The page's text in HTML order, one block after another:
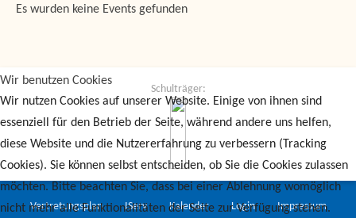
Es wurden keine Events gefunden
Schulträger:
Vertretungsplan IServ Kalender Login Impressum
Wir benutzen Cookies
Wir nutzen Cookies auf unserer Website. Einige von ihnen sind
essenziell für den Betrieb der Seite, während andere uns helfen,
diese Website und die Nutzererfahrung zu verbessern (Tracking
Cookies). Sie können selbst entscheiden, ob Sie die Cookies zulassen
möchten. Bitte beachten Sie, dass bei einer Ablehnung womöglich
nicht mehr alle Funktionalitäten der Seite zur Verfügung stehen.